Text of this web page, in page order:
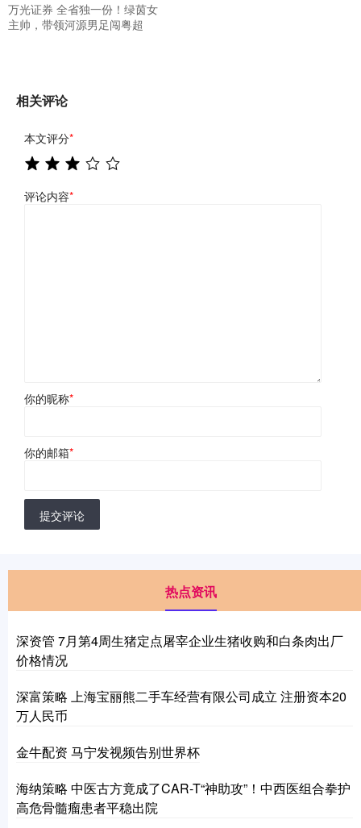
万光证券 全省独一份！绿茵女
主帅，带领河源男足闯粤超
相关评论
本文评分*
评论内容*
你的昵称*
你的邮箱*
提交评论
热点资讯
深资管 7月第4周生猪定点屠宰企业生猪收购和白条肉出厂
价格情况
深富策略 上海宝丽熊二手车经营有限公司成立 注册资本20
万人民币
金牛配资 马宁发视频告别世界杯
海纳策略 中医古方竟成了CAR-T“神助攻”！中西医组合拳护
高危骨髓瘤患者平稳出院